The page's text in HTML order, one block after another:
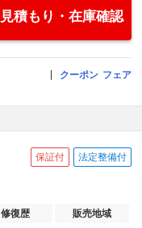
見積もり・在庫確認
クーポン フェア
保証付 法定整備付
修復歴 販売地域